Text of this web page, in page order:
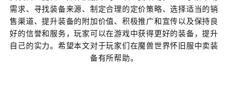
需求、寻找装备来源、制定合理的定价策略、选择适当的销
售渠道、提升装备的附加价值、积极推广和宣传以及保持良
好的信誉和服务，玩家可以在游戏中获得更好的装备，提升
自己的实力。希望本文对于玩家们在魔兽世界怀旧服中卖装
备有所帮助。